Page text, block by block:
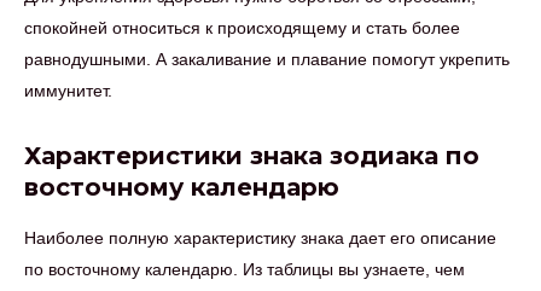
спокойней относиться к происходящему и стать более
равнодушными. А закаливание и плавание помогут укрепить
иммунитет.
Характеристики знака зодиака по
восточному календарю
Наиболее полную характеристику знака дает его описание
по восточному календарю. Из таблицы вы узнаете, чем